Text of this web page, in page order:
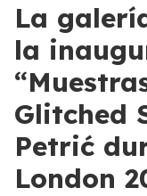
La
la
Glitched
Petrić
London